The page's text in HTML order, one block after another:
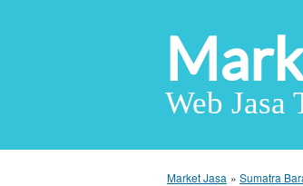
Web Jasa
Market Jasa » Sumatra